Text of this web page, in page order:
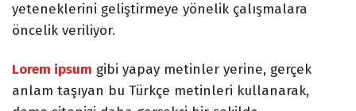
yeteneklerini geliştirmeye yönelik çalışmalara
öncelik veriliyor.
Lorem ipsum gibi yapay metinler yerine, gerçek
anlam taşıyan bu Türkçe metinleri kullanarak,